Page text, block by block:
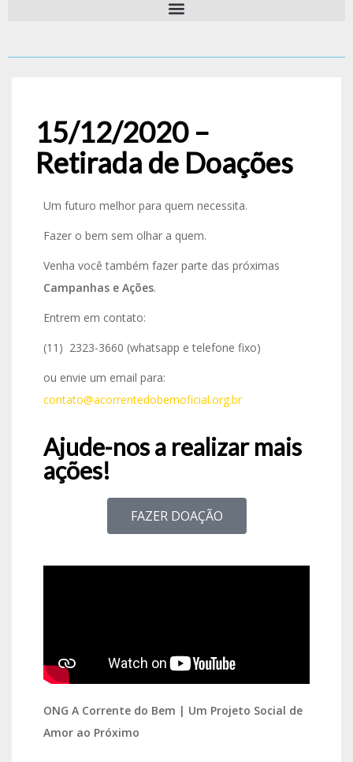
15/12/2020 –
Retirada de Doações
Um futuro melhor para quem necessita.
Fazer o bem sem olhar a quem.
Venha você também fazer parte das próximas
Campanhas e Ações.
Entrem em contato:
(11) 2323-3660 (whatsapp e telefone fixo)
ou envie um email para:
contato@acorrentedobemoficial.org.br
Ajude-nos a realizar mais
ações!
FAZER DOAÇÃO
ONG A Corrente do Bem | Um Projeto Social de
Amor ao Próximo